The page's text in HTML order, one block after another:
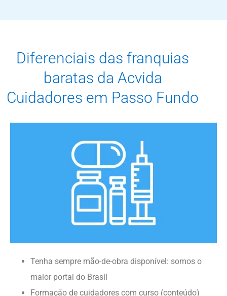
Diferenciais das franquias
baratas da Acvida
Cuidadores em Passo Fundo
Tenha sempre mão-de-obra disponível: somos o
maior portal do Brasil
Formação de cuidadores com curso (conteúdo)